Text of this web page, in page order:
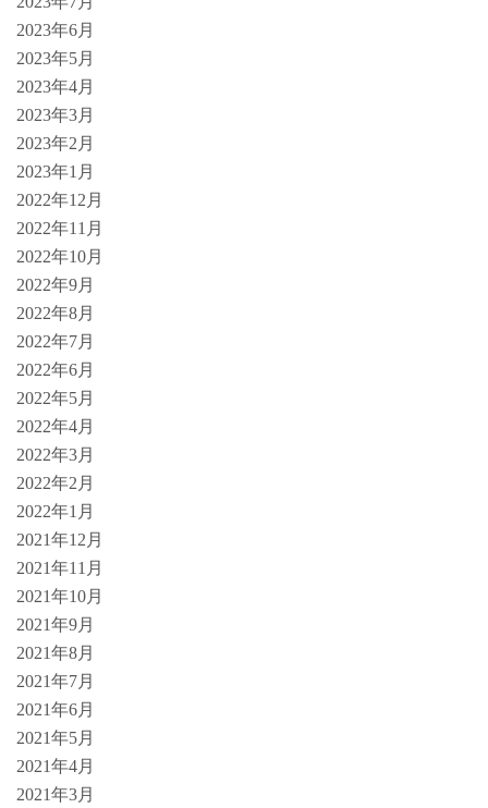
2023年6月
2023年5月
2023年4月
2023年3月
2023年2月
2023年1月
2022年12月
2022年11月
2022年10月
2022年9月
2022年8月
2022年7月
2022年6月
2022年5月
2022年4月
2022年3月
2022年2月
2022年1月
2021年12月
2021年11月
2021年10月
2021年9月
2021年8月
2021年7月
2021年6月
2021年5月
2021年4月
2021年3月